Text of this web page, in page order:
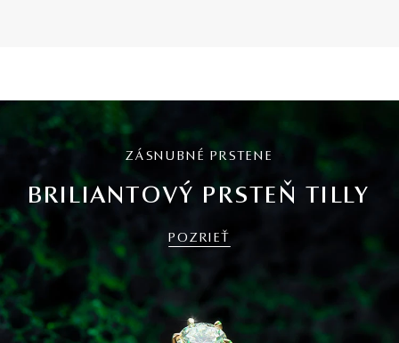
ZÁSNUBNÉ PRSTENE
BRILIANTOVÝ PRSTEŇ TILLY
POZRIEŤ